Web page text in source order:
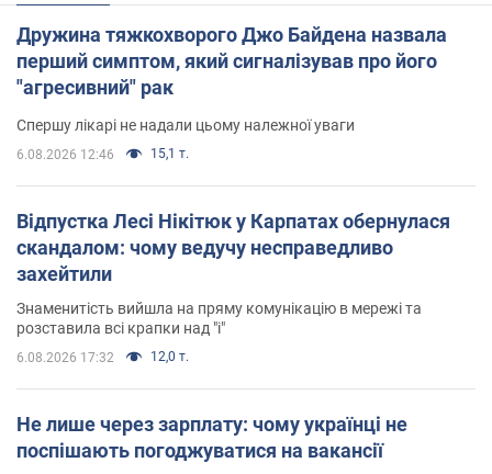
Дружина тяжкохворого Джо Байдена назвала
перший симптом, який сигналізував про його
"агресивний" рак
Спершу лікарі не надали цьому належної уваги
6.08.2026 12:46 15,1 т.
Відпустка Лесі Нікітюк у Карпатах обернулася
скандалом: чому ведучу несправедливо
захейтили
Знаменитість вийшла на пряму комунікацію в мережі та
розставила всі крапки над "і"
6.08.2026 17:32 12,0 т.
Не лише через зарплату: чому українці не
поспішають погоджуватися на вакансії